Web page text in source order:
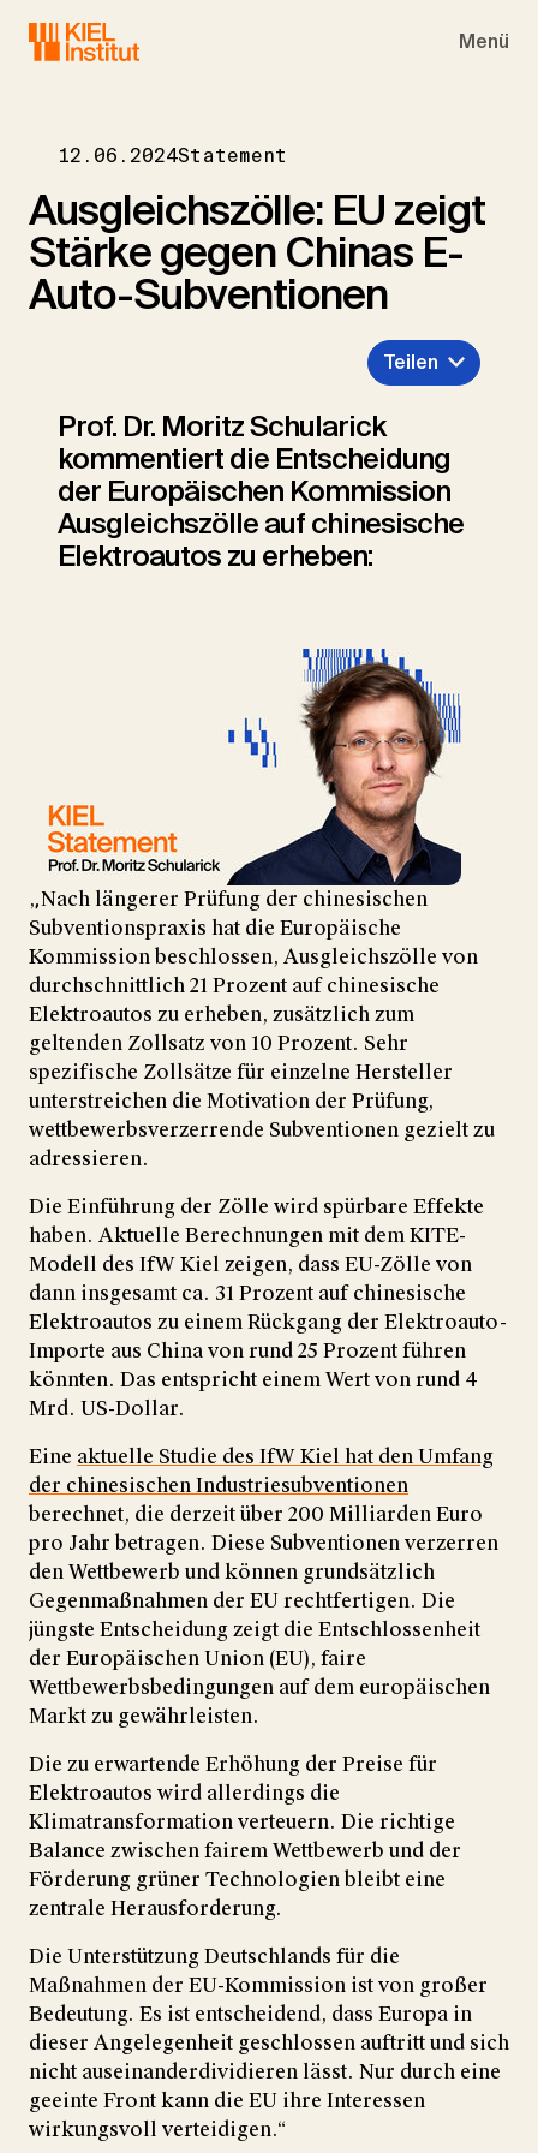
Menü
12.06.2024Statement
Ausgleichszölle: EU zeigt
Stärke gegen Chinas E-
Auto-Subventionen
Teilen
Prof. Dr. Moritz Schularick
kommentiert die Entscheidung
der Europäischen Kommission
Ausgleichszölle auf chinesische
Elektroautos zu erheben:
„Nach längerer Prüfung der chinesischen
Subventionspraxis hat die Europäische
Kommission beschlossen, Ausgleichszölle von
durchschnittlich 21 Prozent auf chinesische
Elektroautos zu erheben, zusätzlich zum
geltenden Zollsatz von 10 Prozent. Sehr
spezifische Zollsätze für einzelne Hersteller
unterstreichen die Motivation der Prüfung,
wettbewerbsverzerrende Subventionen gezielt zu
adressieren.
Die Einführung der Zölle wird spürbare Effekte
haben. Aktuelle Berechnungen mit dem KITE-
Modell des IfW Kiel zeigen, dass EU-Zölle von
dann insgesamt ca. 31 Prozent auf chinesische
Elektroautos zu einem Rückgang der Elektroauto-
Importe aus China von rund 25 Prozent führen
könnten. Das entspricht einem Wert von rund 4
Mrd. US-Dollar.
Eine aktuelle Studie des IfW Kiel hat den Umfang
der chinesischen Industriesubventionen
berechnet, die derzeit über 200 Milliarden Euro
pro Jahr betragen. Diese Subventionen verzerren
den Wettbewerb und können grundsätzlich
Gegenmaßnahmen der EU rechtfertigen. Die
jüngste Entscheidung zeigt die Entschlossenheit
der Europäischen Union (EU), faire
Wettbewerbsbedingungen auf dem europäischen
Markt zu gewährleisten.
Die zu erwartende Erhöhung der Preise für
Elektroautos wird allerdings die
Klimatransformation verteuern. Die richtige
Balance zwischen fairem Wettbewerb und der
Förderung grüner Technologien bleibt eine
zentrale Herausforderung.
Die Unterstützung Deutschlands für die
Maßnahmen der EU-Kommission ist von großer
Bedeutung. Es ist entscheidend, dass Europa in
dieser Angelegenheit geschlossen auftritt und sich
nicht auseinanderdividieren lässt. Nur durch eine
geeinte Front kann die EU ihre Interessen
wirkungsvoll verteidigen.“